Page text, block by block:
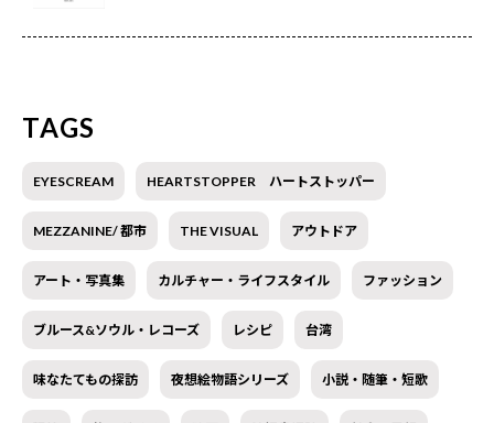
TAGS
EYESCREAM HEARTSTOPPER ハートストッパー
MEZZANINE/ 都市 THE VISUAL アウトドア
アート・写真集 カルチャー・ライフスタイル ファッション
ブルース&ソウル・レコーズ レシピ 台湾
味なたてもの探訪 夜想絵物語シリーズ 小説・随筆・短歌